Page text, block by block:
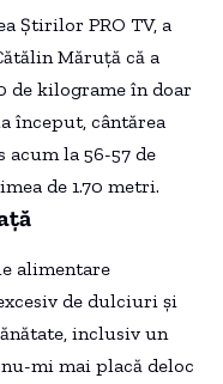
Știrilor PRO TV, a
Măruță că a
de kilograme în doar
început, cântărea
acum la 56-57 de
de 1.70 metri.
alimentare
de dulciuri și
inclusiv un
mi mai placă deloc